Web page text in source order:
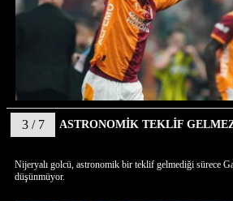
3 / 7 ASTRONOMİK TEKLİF
Nijeryalı golcü, astronomik bir teklif gelmediği sürece
düşünmüyor.